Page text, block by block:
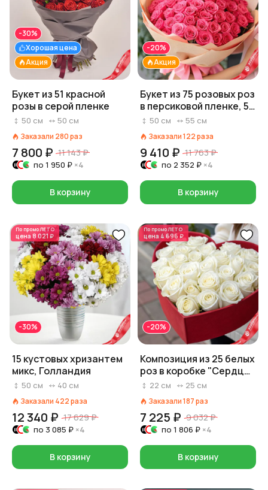
Акция
Хорошая цена
-30%
Букет из 51 красной
розы в серой пленке
50 см 50 см
Заказали 280раз
7 800 ₽ 11 143 ₽
по 1 950 ₽ ×4
В корзину
Акция
-20%
Букет из 75 розовых роз
в персиковой пленке, 50
см50 см 55 см
Заказали122раза
9 410 ₽ 11 763 ₽
по 2 352 ₽ ×4
В корзину
По промоЛЕТО
цена 8 021 ₽
-30%
15 кустовых хризантем
микс, Голландия
50 см 40 см
Заказали 422раза
12 340 ₽ 17 629 ₽
по 3 085 ₽ ×4
В корзину
По промоЛЕТО
цена 4 696 ₽
-20%
Композиция из 25 белых
роз в коробке "Cердце
которое говорит за
22 см 25 см
Заказали187раз
7 225 ₽ 9 032 ₽
по 1 806 ₽ ×4
В корзину